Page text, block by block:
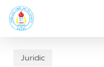
Skip
contentJuridic